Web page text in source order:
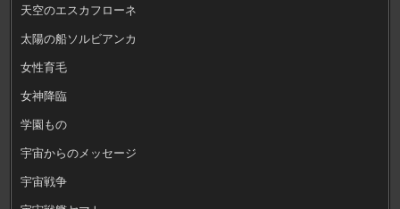
天空のエスカフローネ
太陽の船ソルビアンカ
女性育毛
女神降臨
学園もの
宇宙からのメッセージ
宇宙戦争